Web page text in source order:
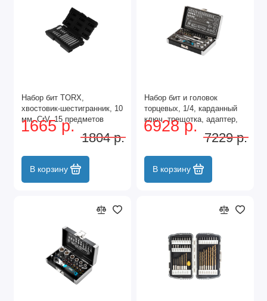
Набор бит TORX,
хвостовик-шестигранник, 10
мм, CrV, 15 предметов
Stels
1665 р.
1804 р.
В корзину
Набор бит и головок
торцевых, 1/4, карданный
ключ, трещотка, адаптер,
S2, 37 шт. Gross
6928 р.
7229 р.
В корзину